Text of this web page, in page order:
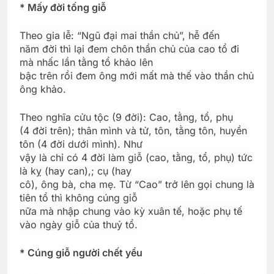
* Mấy đời tống giỗ
Theo gia lễ: “Ngũ đại mai thần chủ”, hễ đến
năm đời thì lại đem chôn thần chủ của cao tổ đi
mà nhấc lần tằng tổ khảo lên
bậc trên rồi đem ông mới mất mà thế vào thần chủ
ông khảo.
Theo nghĩa cửu tộc (9 đời): Cao, tằng, tổ, phụ
(4 đời trên); thân mình và tử, tôn, tằng tôn, huyền
tôn (4 đời dưới mình). Như
vậy là chỉ có 4 đời làm giỗ (cao, tằng, tổ, phụ) tức
là kỵ (hay can),; cụ (hay
cô), ông bà, cha mẹ. Từ “Cao” trở lên gọi chung là
tiên tổ thì không cúng giỗ
nữa mà nhập chung vào kỳ xuân tế, hoặc phụ tế
vào ngày giỗ của thuỷ tổ.
* Cúng giỗ người chết yểu